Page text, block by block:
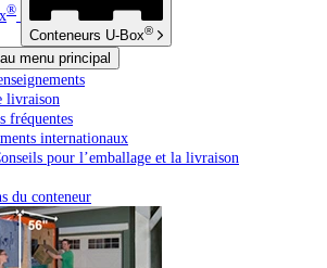
®
Conteneurs U-Box®
menu principal
livraison
fréquentes
internationaux
pour l’emballage et la livraison
du conteneur